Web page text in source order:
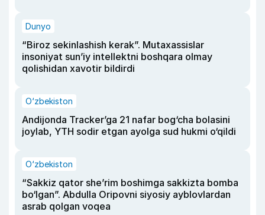
Dunyo
“Biroz sekinlashish kerak”. Mutaxassislar
insoniyat sun’iy intellektni boshqara olmay
qolishidan xavotir bildirdi
O‘zbekiston
Andijonda Tracker’ga 21 nafar bog‘cha bolasini
joylab, YTH sodir etgan ayolga sud hukmi o‘qildi
O‘zbekiston
“Sakkiz qator she’rim boshimga sakkizta bomba
bo‘lgan”. Abdulla Oripovni siyosiy ayblovlardan
asrab qolgan voqea